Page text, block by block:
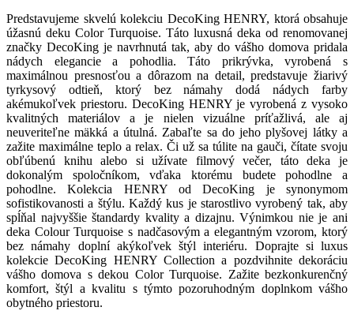
Predstavujeme skvelú kolekciu DecoKing HENRY, ktorá obsahuje
úžasnú deku Color Turquoise. Táto luxusná deka od renomovanej
značky DecoKing je navrhnutá tak, aby do vášho domova pridala
nádych elegancie a pohodlia. Táto prikrývka, vyrobená s
maximálnou presnosťou a dôrazom na detail, predstavuje žiarivý
tyrkysový odtieň, ktorý bez námahy dodá nádych farby
akémukoľvek priestoru. DecoKing HENRY je vyrobená z vysoko
kvalitných materiálov a je nielen vizuálne príťažlivá, ale aj
neuveriteľne mäkká a útulná. Zabaľte sa do jeho plyšovej látky a
zažite maximálne teplo a relax. Či už sa túlite na gauči, čítate svoju
obľúbenú knihu alebo si užívate filmový večer, táto deka je
dokonalým spoločníkom, vďaka ktorému budete pohodlne a
pohodlne. Kolekcia HENRY od DecoKing je synonymom
sofistikovanosti a štýlu. Každý kus je starostlivo vyrobený tak, aby
spĺňal najvyššie štandardy kvality a dizajnu. Výnimkou nie je ani
deka Colour Turquoise s nadčasovým a elegantným vzorom, ktorý
bez námahy doplní akýkoľvek štýl interiéru. Doprajte si luxus
kolekcie DecoKing HENRY Collection a pozdvihnite dekoráciu
vášho domova s ​​dekou Color Turquoise. Zažite bezkonkurenčný
komfort, štýl a kvalitu s týmto pozoruhodným doplnkom vášho
obytného priestoru.